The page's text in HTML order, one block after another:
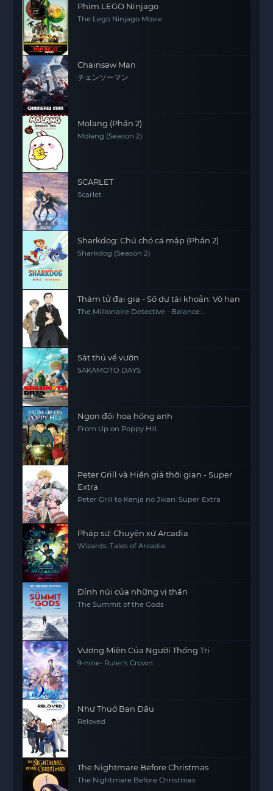
Phim LEGO Ninjago
The Lego Ninjago Movie
Chainsaw Man
チェンソーマン
Molang (Phần 2)
Molang (Season 2)
SCARLET
Scarlet
Sharkdog: Chú chó cá mập (Phần 2)
Sharkdog (Season 2)
Thám tử đại gia - Số dư tài khoản: Vô hạn
The Millionaire Detective - Balance:
Sát thủ về vườn
SAKAMOTO DAYS
Ngọn đồi hoa hồng anh
From Up on Poppy Hill
Peter Grill và Hiền giả thời gian - Super
Extra
Peter Grill to Kenja no Jikan: Super Extra
Pháp sư: Chuyện xứ Arcadia
Wizards: Tales of Arcadia
Đỉnh núi của những vị thần
The Summit of the Gods
Vương Miện Của Người Thống Trị
9-nine- Ruler's Crown
Như Thuở Ban Đầu
Reloved
The Nightmare Before Christmas
The Nightmare Before Christmas